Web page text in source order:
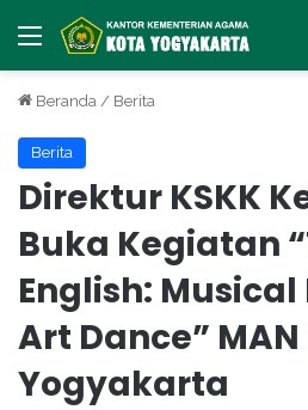
Menu
Beranda / Berita
Berita
Direktur KSKK
Buka Kegiatan
English:
Art Dance” MAN
Yogyakarta